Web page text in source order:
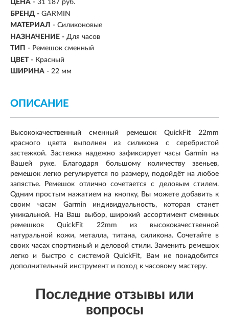
ЦЕНА - 31 187 руб.
БРЕНД - GARMIN
МАТЕРИАЛ - Силиконовые
НАЗНАЧЕНИЕ - Для часов
ТИП - Ремешок сменный
ЦВЕТ - Красный
ШИРИНА - 22 мм
ОПИСАНИЕ
Высококачественный сменный ремешок QuickFit 22mm
красного цвета выполнен из силикона с серебристой
застежкой. Застежка надежно зафиксирует часы Garmin на
Вашей руке. Благодаря большому количеству звеньев,
ремешок легко регулируется по размеру, подойдёт на любое
запястье. Ремешок отлично сочетается с деловым стилем.
Одним простым нажатием на кнопку, Вы можете добавить к
своим часам Garmin индивидуальность, которая станет
уникальной. На Ваш выбор, широкий ассортимент сменных
ремешков QuickFit 22mm из высококачественной
натуральной кожи, металла, титана, силикона. Сочетайте в
своих часах спортивный и деловой стили. Заменить ремешок
легко и быстро с системой QuickFit, Вам не понадобится
дополнительный инструмент и поход к часовому мастеру.
Последние отзывы или
вопросы